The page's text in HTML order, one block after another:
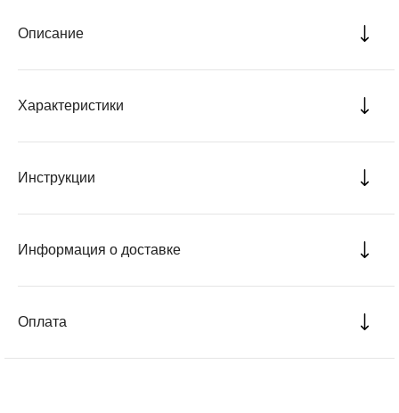
Описание
Характеристики
Инструкции
Информация о доставке
Оплата